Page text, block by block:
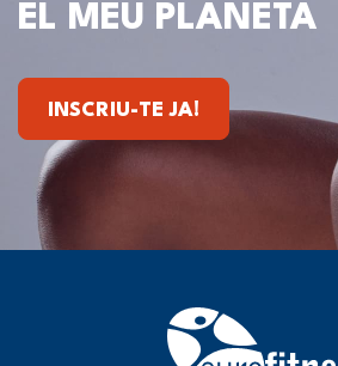
EL MEU PLANETA
INSCRIU-TE JA!